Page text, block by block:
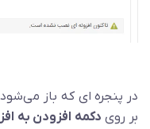
در پنجره ای که باز می‌شود
بر روی دکمه افزودن به